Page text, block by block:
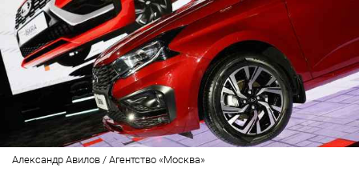
Александр Авилов / Агентство «Москва»